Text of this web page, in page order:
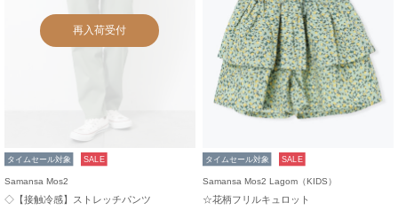
再入荷受付
タイムセール対象 SALE
Samansa Mos2
◇【接触冷感】ストレッチパンツ
タイムセール対象 SALE
Samansa Mos2 Lagom（KIDS）
☆花柄フリルキュロット